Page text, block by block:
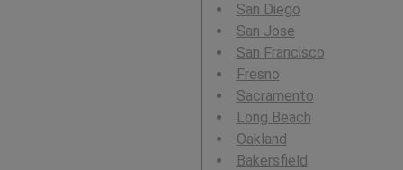
San Diego
San Jose
San Francisco
Fresno
Sacramento
Long Beach
Oakland
Bakersfield